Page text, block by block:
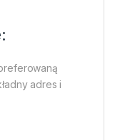
adres i